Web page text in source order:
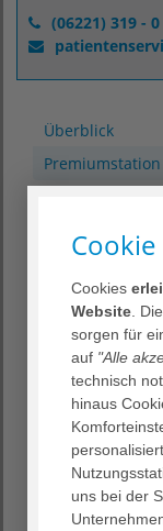
(06221) 319 - 0
Überblick
Premiumstation
Bereits beim
hochwertige
Untergebracht
die Ihnen Ruhe
Für Ablenkung
Besucher:innen
Lounge, in der
stehen. Das
während Ihres
Falls Sie Fragen
kontaktieren Sie
Cookies
Website .
sorgen für
auf "Alle
technisch
hinaus
uns bei der